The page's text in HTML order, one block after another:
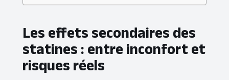
Les effets secondaires des
statines : entre inconfort et
risques réels